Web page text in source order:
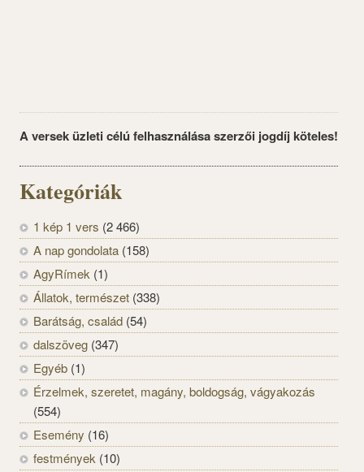
A versek üzleti célú felhasználása szerzői jogdíj köteles!
Kategóriák
1 kép 1 vers (2 466)
A nap gondolata (158)
AgyRímek (1)
Állatok, természet (338)
Barátság, család (54)
dalszöveg (347)
Egyéb (1)
Érzelmek, szeretet, magány, boldogság, vágyakozás
(554)
Esemény (16)
festmények (10)